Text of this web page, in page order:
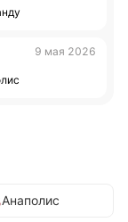
9 мая 2026
Анаполис